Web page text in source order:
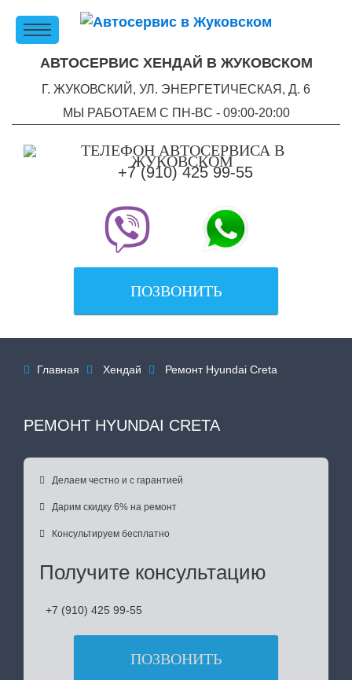
АВТОСЕРВИС ХЕНДАЙ В ЖУКОВСКОМ
Г. ЖУКОВСКИЙ, УЛ. ЭНЕРГЕТИЧЕСКАЯ, Д. 6
МЫ РАБОТАЕМ С ПН-ВC - 09:00-20:00
+7 (910) 425 99-55
ПОЗВОНИТЬ
 Главная  Хендай  Ремонт Hyundai Creta
РЕМОНТ HYUNDAI CRETA
 Делаем честно и с гарантией
 Дарим скидку 6% на ремонт
 Консультируем бесплатно
Получите консультацию
+7 (910) 425 99-55
ПОЗВОНИТЬ